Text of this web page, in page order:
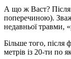
А що ж Васт? Після
поперечиною).
недавньої травми,
Більше того, після
метрів із 20-ти по